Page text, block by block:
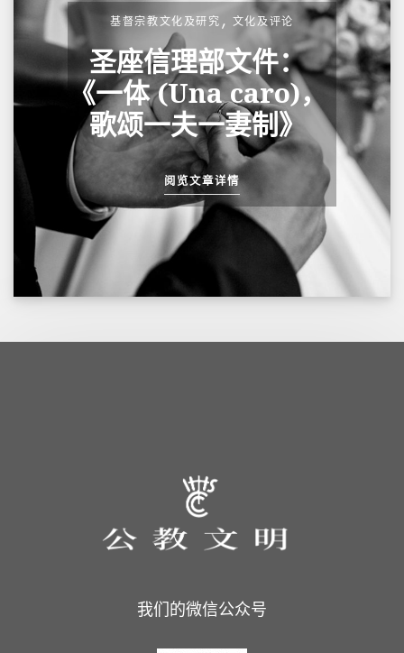
基督宗教文化及研究 , 文化及评论
圣座信理部文件：
《一体 (Una caro)，
歌颂一夫一妻制》
阅览文章详情
我们的微信公众号